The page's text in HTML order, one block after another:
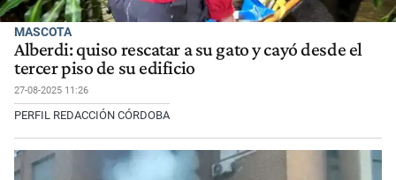
MASCOTA
Alberdi: quiso rescatar a su gato y cayó desde el
tercer piso de su edificio
27-08-2025 11:26
PERFIL REDACCIÓN CÓRDOBA